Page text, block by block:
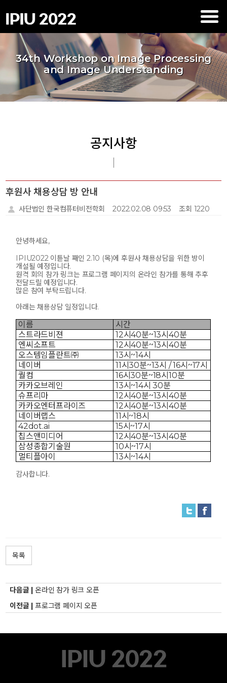
34th Workshop on Image Processing
and Image Understanding
공지사항
후원사 채용상담 방 안내
사단법인 한국컴퓨터비전학회 2022.02.08 09:53 조회 1220
안녕하세요,
IPIU2022 이튿날 째인 2.10 (목)에 후원사 채용상담을 위한 방이
개설될 예정입니다.
원격 회의 참가 링크는 프로그램 페이지의 온라인 참가를 통해 추후
전달드릴 예정입니다.
많은 참여 부탁드립니다.
아래는 채용상담 일정입니다.
이름
시간
스트라드비젼
12시40분~13시40분
엔씨소프트
12시40분~13시40분
오스템임플란트㈜
13시~14시
네이버
11시30분~13시 / 16시~17시
퀄컴
16시30분~18시10분
카카오브레인
13시~14시 30분
슈프리마
12시40분~13시40분
카카오엔터프라이즈
12시40분~13시40분
네이버랩스
11시~18시
42dot.ai
15시~17시
칩스앤미디어
12시40분~13시40분
삼성종합기술원
10시~17시
멀티플아이
13시~14시
감사합니다.
목록
다음글 |온라인 참가 링크 오픈
이전글 |프로그램 페이지 오픈